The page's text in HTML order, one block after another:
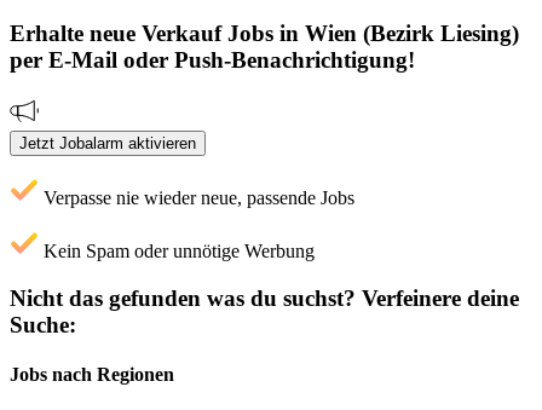
Erhalte neue VerkaufJobs in Wien (Bezirk Liesing)
per E-Mail oder Push-Benachrichtigung!
Jetzt Jobalarm aktivieren
Verpasse nie wieder neue, passende Jobs
Kein Spam oder unnötige Werbung
Nicht das gefunden was du suchst? Verfeinere deine
Suche:
Jobs nach Regionen